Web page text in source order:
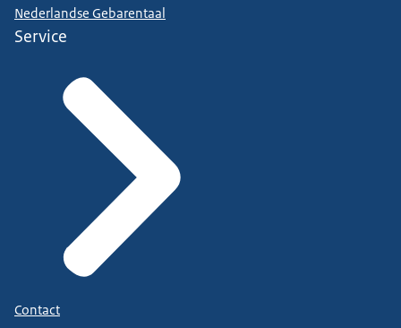
Nederlandse Gebarentaal
Service
Contact